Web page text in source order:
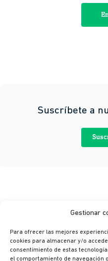
Gestionar
Para ofrecer las mejores
cookies para almacenar y/o
consentimiento de estas
el comportamiento de navegación
Suscríbete a
©